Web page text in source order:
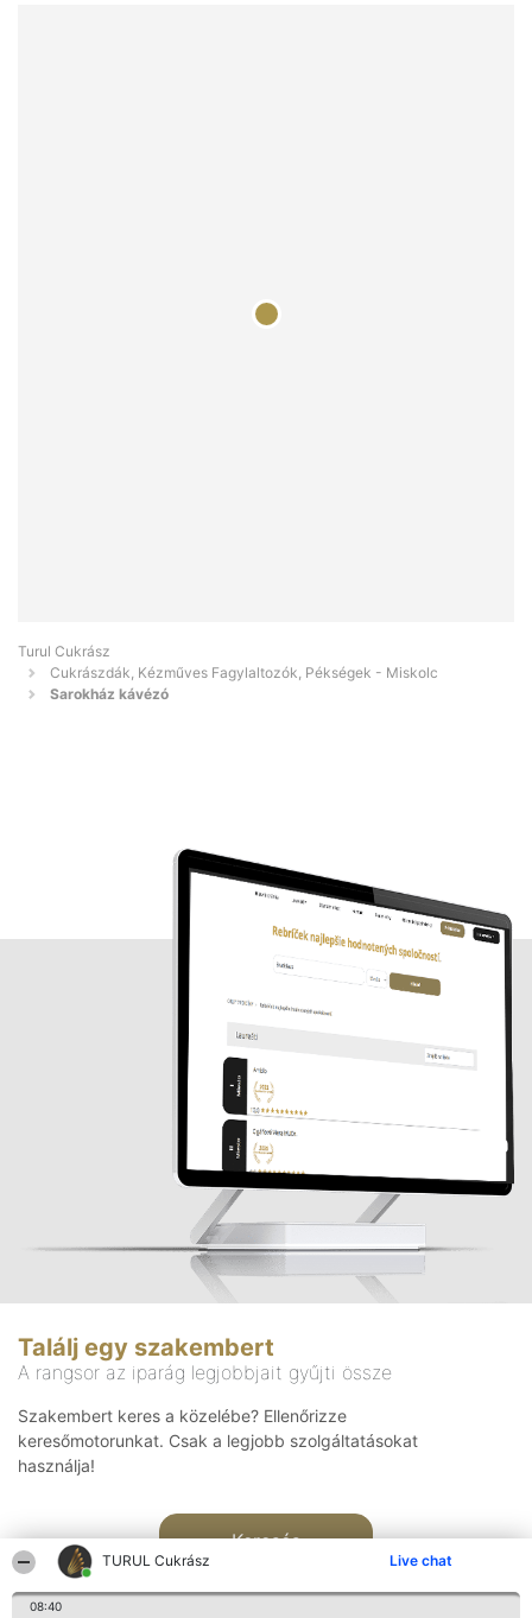
TURUL Cukrász Live chat
08:40
Turul Cukrász
Cukrászdák, Kézműves Fagylaltozók, Pékségek - Miskolc
Sarokház kávézó
Találj egy szakembert
A rangsor az iparág legjobbjait gyűjti össze
Szakembert keres a közelébe? Ellenőrizze
keresőmotorunkat. Csak a legjobb szolgáltatásokat
használja!
Keresés